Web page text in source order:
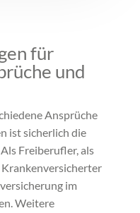
für
und
Ansprüche
ist sicherlich die
Freiberufler, als
im
Weitere